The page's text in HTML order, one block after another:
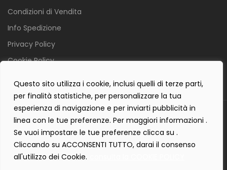
Questo sito utilizza i cookie, inclusi quelli di terze parti,
per finalità statistiche, per personalizzare la tua
esperienza di navigazione e per inviarti pubblicità in
linea con le tue preferenze. Per maggiori informazioni .
Se vuoi impostare le tue preferenze clicca su .
Cliccando su ACCONSENTI TUTTO, darai il consenso
all'utilizzo dei Cookie.
Condizioni di Vendita
Info Spedizione
Privacy Policy
Cookie Policy
Copyright 2019 © Tecnostudio di Martellini Nicoletta
Powered with
Creartlab.it